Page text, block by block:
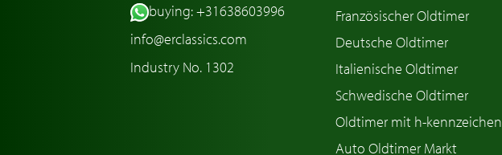
buying: +31638603996
info@erclassics.com
Industry No. 1302
Französischer Oldtimer
Deutsche Oldtimer
Italienische Oldtimer
Schwedische Oldtimer
Oldtimer mit h-kennzeichen
Auto Oldtimer Markt